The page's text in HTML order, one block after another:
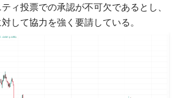
ィ投票での承認が不可欠であるとし、
して協力を強く要請している。